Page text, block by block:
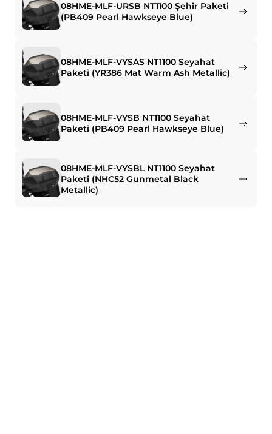
08HME-MLF-URSB NT1100 Şehir Paketi
(PB409 Pearl Hawkseye Blue)
08HME-MLF-VYSAS NT1100 Seyahat
Paketi (YR386 Mat Warm Ash Metallic)
08HME-MLF-VYSB NT1100 Seyahat
Paketi (PB409 Pearl Hawkseye Blue)
08HME-MLF-VYSBL NT1100 Seyahat
Paketi (NHC52 Gunmetal Black
Metallic)